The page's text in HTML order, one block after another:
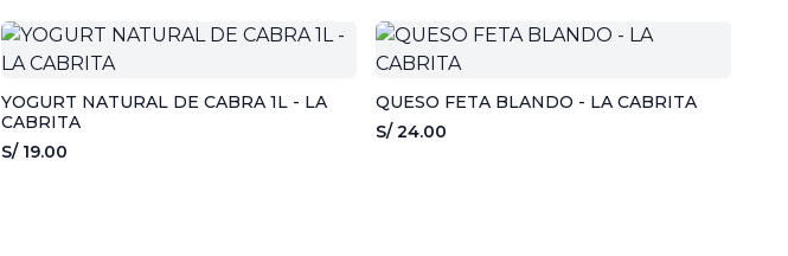
YOGURT NATURAL DE CABRA 1L - LA
CABRITA
S/ 19.00
QUESO FETA BLANDO - LA CABRITA
S/ 24.00